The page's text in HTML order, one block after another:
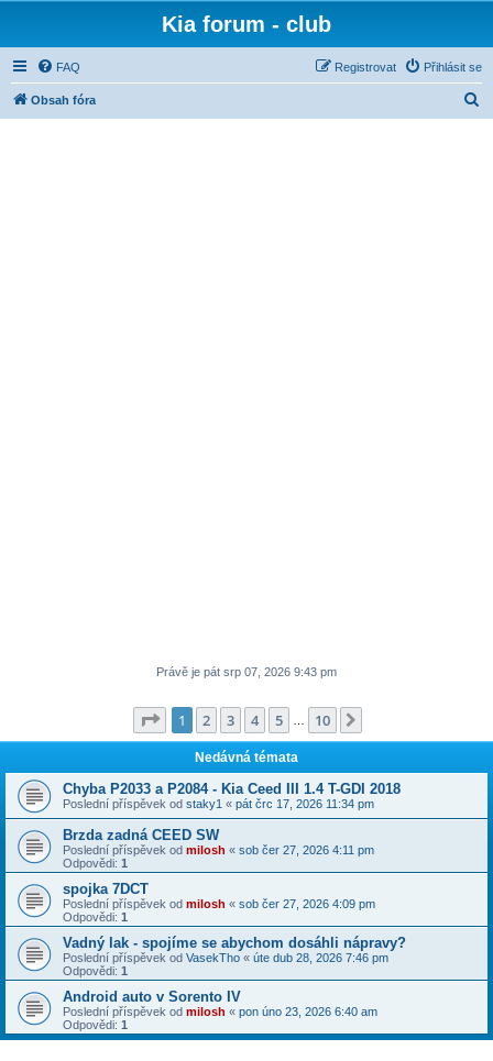
Kia forum - club
FAQ Přihlásit se
Registrovat
Obsah fóra
Právě je pát srp 07, 2026 9:43 pm
Stránka z 10
1 2 3 4 5 10
Nedávná témata
Chyba P2033 a P2084 - Kia Ceed III 1.4 T-GDI 2018
Poslední příspěvek od staky1 « pát črc 17, 2026 11:34 pm
Brzda zadná CEED SW
Poslední příspěvek od milosh « sob čer 27, 2026 4:11 pm
Odpovědi: 1
spojka 7DCT
Poslední příspěvek od milosh « sob čer 27, 2026 4:09 pm
Odpovědi: 1
Vadný lak - spojíme se abychom dosáhli nápravy?
Poslední příspěvek od VasekTho « úte dub 28, 2026 7:46 pm
Odpovědi: 1
Android auto v Sorento IV
Poslední příspěvek od milosh « pon úno 23, 2026 6:40 am
Odpovědi: 1